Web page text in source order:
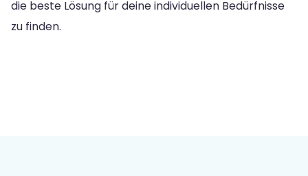
die beste Lösung für deine individuellen Bedürfnisse
zu finden.